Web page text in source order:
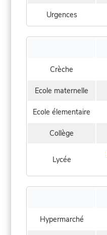
Urgences
Crèche
Ecole maternelle
Ecole élementaire
Collège
Lycée
Hypermarché